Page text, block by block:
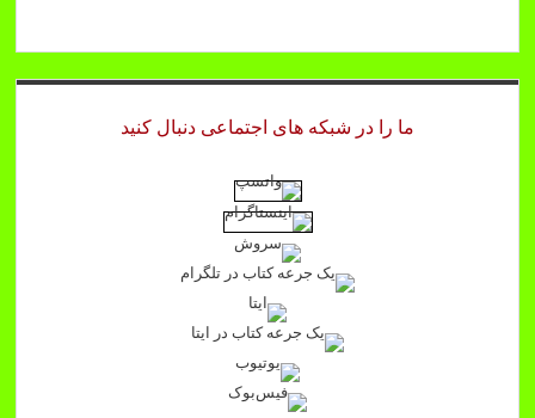
ما را در شبکه های اجتماعی دنبال کنید